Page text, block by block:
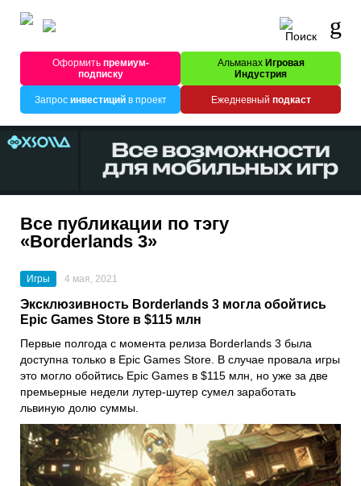
Оформитьпремиум-
подписку
Альманах Игровая
Индустрия
Запрос инвестицийв проект Ежедневный подкаст
Все публикации по тэгу
«Borderlands 3»
Игры 4 мая, 2021
Эксклюзивность Borderlands 3 могла обойтись
Epic Games Store в $115 млн
Первые полгода с момента релиза Borderlands 3 была
доступна только в Epic Games Store . В случае провала игры
это могло обойтись Epic Games в $115 млн, но уже за две
премьерные недели лутер-шутер сумел заработать
львиную долю суммы.